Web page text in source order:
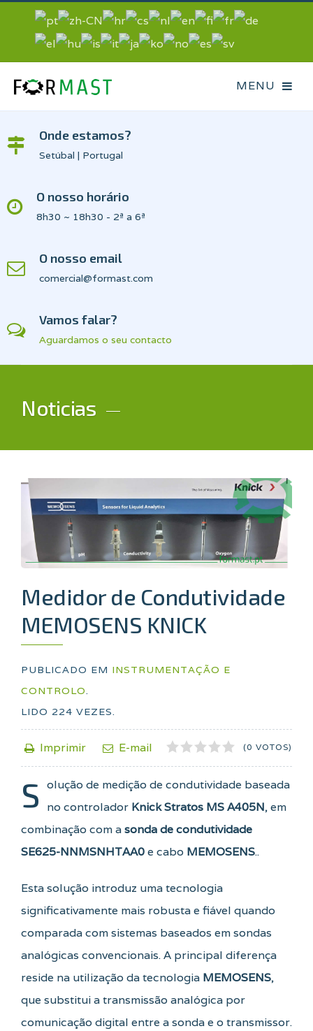
Onde estamos?
Setúbal | Portugal
O nosso horário
8h30 ~ 18h30 - 2ª a 6ª
O nosso email
comercial@formast.com
Vamos falar?
Aguardamos o seu contacto
Noticias
Medidor de Condutividade
MEMOSENS KNICK
PUBLICADO EM INSTRUMENTAÇÃO E
CONTROLO.
LIDO 224 VEZES.
Imprimir E-mail 1
2
3
4
5
(0 VOTOS)
S olução de medição de condutividade baseada
no controlador Knick Stratos MS A405N, em
combinação com asonda de condutividade
SE625-NNMSNHTAA0e cabo MEMOSENS..
Esta solução introduz uma tecnologia
significativamente mais robusta e fiável quando
comparada com sistemas baseados em sondas
analógicas convencionais. A principal diferença
reside na utilização da tecnologia MEMOSENS,
que substitui a transmissão analógica por
comunicação digital entre a sonda e o transmissor.